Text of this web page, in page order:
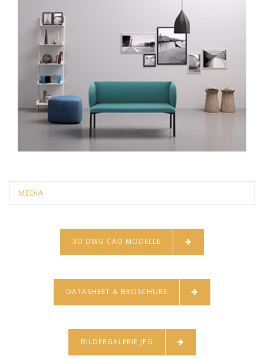
MEDIA
3D DWG CAD MODELLE
DATASHEET & BROSCHÜRE
BILDERGALERIE JPG